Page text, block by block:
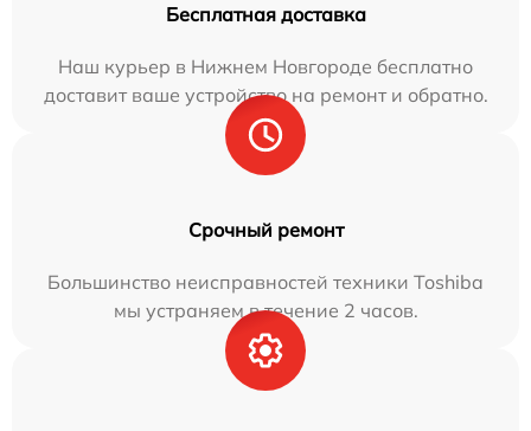
Бесплатная доставка
Наш курьер в Нижнем Новгороде бесплатно
доставит ваше устройство на ремонт и обратно.
Срочный ремонт
Большинство неисправностей техники Toshiba
мы устраняем в течение 2 часов.